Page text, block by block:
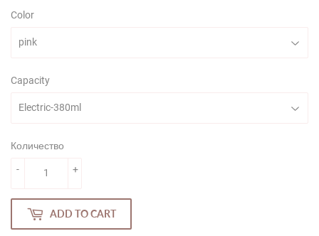
Color
Capacity
Количество
+
-
ADD TO CART